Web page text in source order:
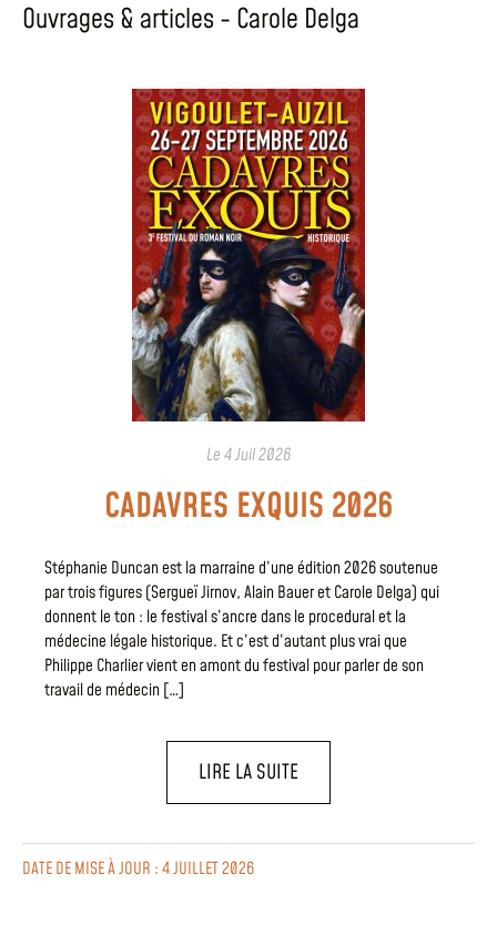
Ouvrages & articles - Carole Delga
Le4 Juil 2026
CADAVRES EXQUIS 2026
Stéphanie Duncan est la marraine d’une édition 2026 soutenue
par trois figures (Sergueï Jirnov, Alain Bauer et Carole Delga) qui
donnent le ton : le festival s’ancre dans le procedural et la
médecine légale historique. Et c’est d’autant plus vrai que
Philippe Charlier vient en amont du festival pour parler de son
travail de médecin […]
LIRE LA SUITE
DATE DE MISE À JOUR : 4 JUILLET 2026